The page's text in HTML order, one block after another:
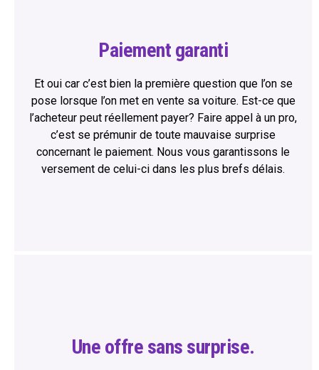
Paiement garanti
Et oui car c’est bien la première question que l’on se
pose lorsque l’on met en vente sa voiture. Est-ce que
l’acheteur peut réellement payer? Faire appel à un pro,
c’est se prémunir de toute mauvaise surprise
concernant le paiement. Nous vous garantissons le
versement de celui-ci dans les plus brefs délais.
Une offre sans surprise.